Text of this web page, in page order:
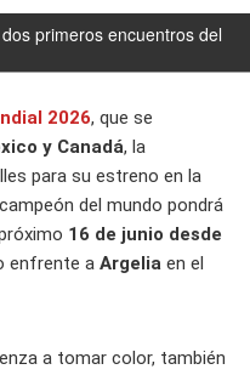
primeros encuentros del
2026, que se
y Canadá, la
para su estreno en la
del mundo pondrá
16 de junio desde
enfrente a Argelia en el
a tomar color, también